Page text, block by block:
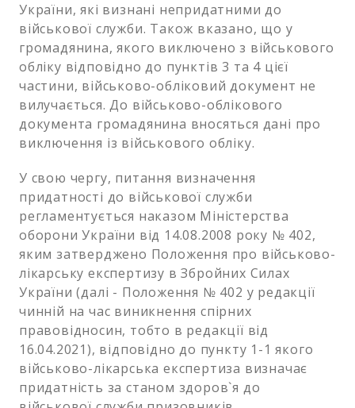
України, які визнані непридатними до
військової служби. Також вказано, що у
громадянина, якого виключено з військового
обліку відповідно до пунктів 3 та 4 цієї
частини, військово-обліковий документ не
вилучається. До військово-облікового
документа громадянина вносяться дані про
виключення із військового обліку.
У свою чергу, питання визначення
придатності до військової служби
регламентується наказом Міністерства
оборони України від 14.08.2008 року № 402,
яким затверджено Положення про військово-
лікарську експертизу в Збройних Силах
України (далі - Положення № 402 у редакції
чинній на час виникнення спірних
правовідносин, тобто в редакції від
16.04.2021), відповідно до пункту 1-1 якого
військово-лікарська експертиза визначає
придатність за станом здоров`я до